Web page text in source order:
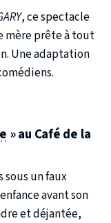
, ce spectacle
mère prête à tout
Une adaptation
» au Café de la
un faux
avant son
et déjantée,